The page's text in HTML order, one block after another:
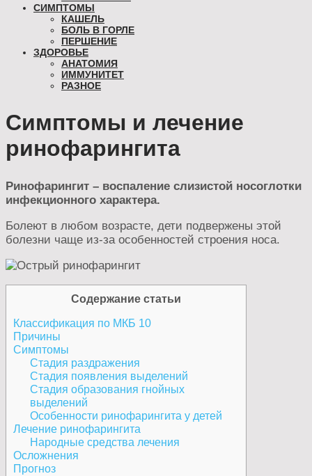
СИМПТОМЫ
КАШЕЛЬ
БОЛЬ В ГОРЛЕ
ПЕРШЕНИЕ
ЗДОРОВЬЕ
АНАТОМИЯ
ИММУНИТЕТ
РАЗНОЕ
Симптомы и лечение
ринофарингита
Ринофарингит – воспаление слизистой носоглотки
инфекционного характера.
Болеют в любом возрасте, дети подвержены этой
болезни чаще из-за особенностей строения носа.
Содержание статьи
Классификация по МКБ 10
Причины
Симптомы
Стадия раздражения
Стадия появления выделений
Стадия образования гнойных
выделений
Особенности ринофарингита у детей
Лечение ринофарингита
Народные средства лечения
Осложнения
Прогноз